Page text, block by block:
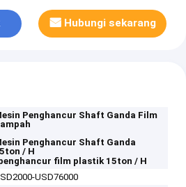
Hubungi sekarang
Penghancur Shaft Ganda Film
Penghancur Shaft Ganda
/ H
film plastik 15ton / H
USD76000